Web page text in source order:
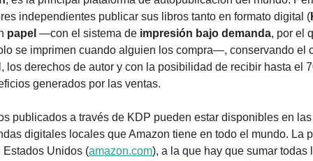
independientes publicar sus libros tanto en formato digital (
papel —con el sistema de impresión bajo demanda, por el
se imprimen cuando alguien los compra—, conservando el
los derechos de autor y con la posibilidad de recibir hasta el
generados por las ventas.
publicados a través de KDP pueden estar disponibles en
digitales locales que Amazon tiene en todo el mundo. La
Estados Unidos (amazon.com), a la que hay que sumar todas